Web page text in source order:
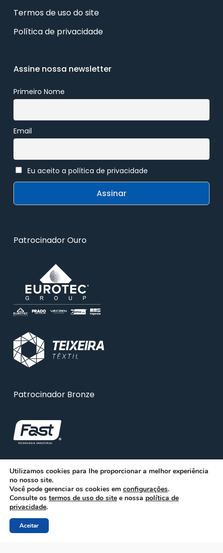
Termos de uso do site
Política de privacidade
Assine nossa newsletter
Primeiro Nome
Email
Eu aceito a política de privacidade
Patrocinador Ouro
Patrocinador Bronze
Utilizamos cookies para lhe proporcionar a melhor experiência
no nosso site.
Você pode gerenciar os cookies em configurações.
Consulte os termos de uso do site e nossa política de
privacidade.
Aceitar